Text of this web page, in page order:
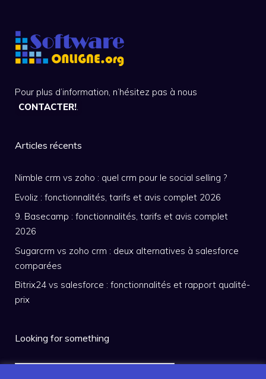
Pour plus d’information, n’hésitez pas à nous
CONTACTER!.
Articles récents
Nimble crm vs zoho : quel crm pour le social selling ?
Evoliz : fonctionnalités, tarifs et avis complet 2026
9. Basecamp : fonctionnalités, tarifs et avis complet
2026
Sugarcrm vs zoho crm : deux alternatives à salesforce
comparées
Bitrix24 vs salesforce : fonctionnalités et rapport qualité-
prix
Looking for something